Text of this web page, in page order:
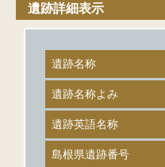
遺跡詳細表示
遺跡名称
遺跡名称よみ
遺跡英語名称
島根県遺跡番号